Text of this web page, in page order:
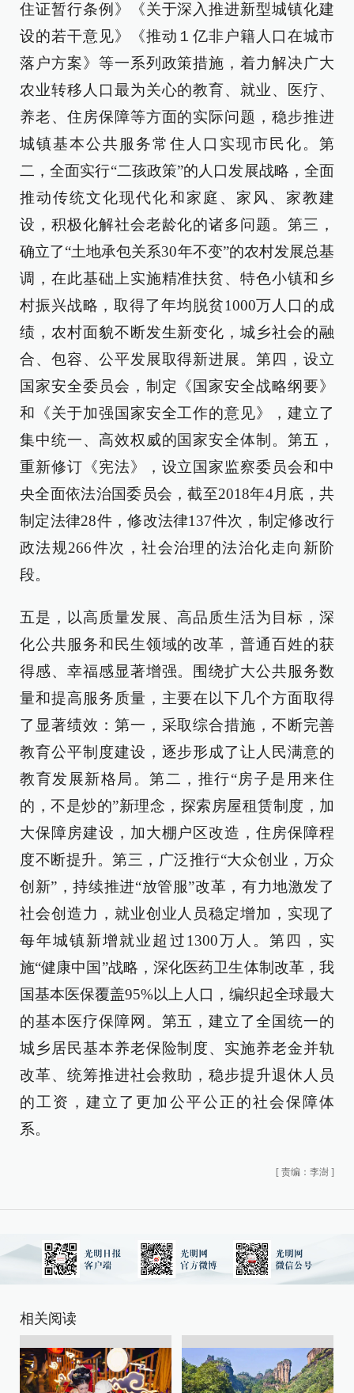
住证暂行条例》《关于深入推进新型城镇化建
设的若干意见》《推动１亿非户籍人口在城市
落户方案》等一系列政策措施，着力解决广大
农业转移人口最为关心的教育、就业、医疗、
养老、住房保障等方面的实际问题，稳步推进
城镇基本公共服务常住人口实现市民化。第
二，全面实行“二孩政策”的人口发展战略，全面
推动传统文化现代化和家庭、家风、家教建
设，积极化解社会老龄化的诸多问题。第三，
确立了“土地承包关系30年不变”的农村发展总基
调，在此基础上实施精准扶贫、特色小镇和乡
村振兴战略，取得了年均脱贫1000万人口的成
绩，农村面貌不断发生新变化，城乡社会的融
合、包容、公平发展取得新进展。第四，设立
国家安全委员会，制定《国家安全战略纲要》
和《关于加强国家安全工作的意见》，建立了
集中统一、高效权威的国家安全体制。第五，
重新修订《宪法》，设立国家监察委员会和中
央全面依法治国委员会，截至2018年4月底，共
制定法律28件，修改法律137件次，制定修改行
政法规266件次，社会治理的法治化走向新阶
段。
五是，以高质量发展、高品质生活为目标，深
化公共服务和民生领域的改革，普通百姓的获
得感、幸福感显著增强。围绕扩大公共服务数
量和提高服务质量，主要在以下几个方面取得
了显著绩效：第一，采取综合措施，不断完善
教育公平制度建设，逐步形成了让人民满意的
教育发展新格局。第二，推行“房子是用来住
的，不是炒的”新理念，探索房屋租赁制度，加
大保障房建设，加大棚户区改造，住房保障程
度不断提升。第三，广泛推行“大众创业，万众
创新”，持续推进“放管服”改革，有力地激发了
社会创造力，就业创业人员稳定增加，实现了
每年城镇新增就业超过1300万人。第四，实
施“健康中国”战略，深化医药卫生体制改革，我
国基本医保覆盖95%以上人口，编织起全球最大
的基本医疗保障网。第五，建立了全国统一的
城乡居民基本养老保险制度、实施养老金并轨
改革、统筹推进社会救助，稳步提升退休人员
的工资，建立了更加公平公正的社会保障体
系。
[ 责编：李澍 ]
相关阅读